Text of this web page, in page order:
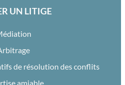
UN LITIGE
de résolution des conflits
amiable